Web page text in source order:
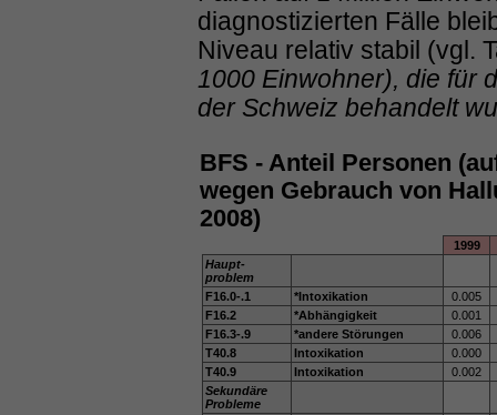
diagnostizierten Fälle
Niveau relativ stabil (vgl.
1000 Einwohner), die für
der Schweiz behandelt
BFS - Anteil Personen
wegen Gebrauch von
2008)
1999
Haupt-
problem
F16.0-.1
*Intoxikation
0.005
F16.2
*Abhängigkeit
0.001
F16.3-.9
*andere Störungen
0.006
T40.8
Intoxikation
0.000
T40.9
Intoxikation
0.002
Sekundäre
Probleme